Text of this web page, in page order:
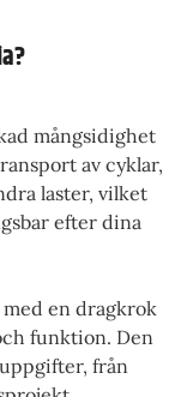
mångsidighet
av cyklar,
laster, vilket
efter dina
en dragkrok
funktion. Den
från